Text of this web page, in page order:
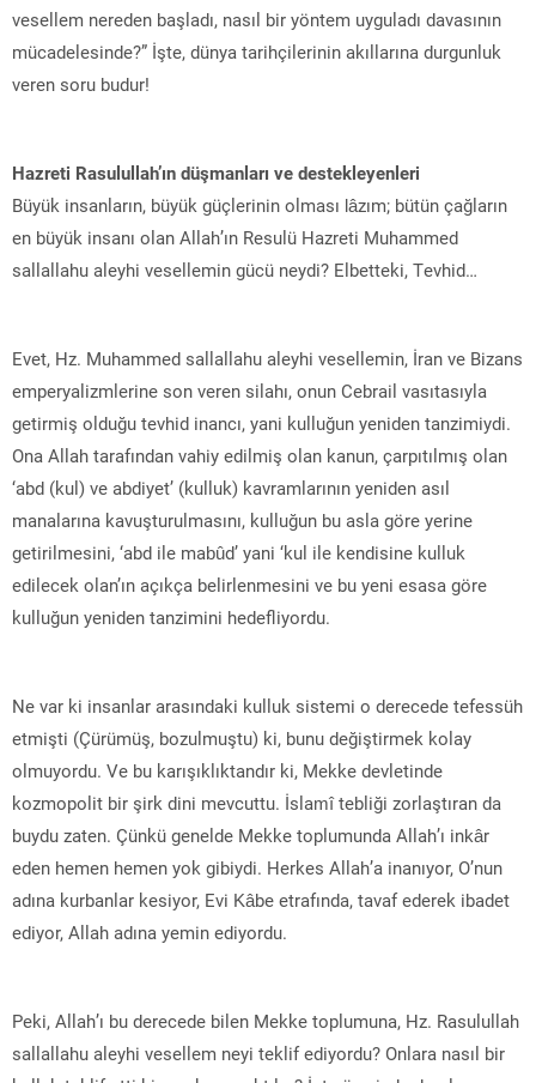
vesellem nereden başladı, nasıl bir yöntem uyguladı davasının
mücadelesinde?” İşte, dünya tarihçilerinin akıllarına durgunluk
veren soru budur!
Hazreti Rasulullah’ın düşmanları ve destekleyenleri
Büyük insanların, büyük güçlerinin olması lâzım; bütün çağların
en büyük insanı olan Allah’ın Resulü Hazreti Muhammed
sallallahu aleyhi vesellemin gücü neydi? Elbetteki, Tevhid…
Evet, Hz. Muhammed sallallahu aleyhi vesellemin, İran ve Bizans
emperyalizmlerine son veren silahı, onun Cebrail vasıtasıyla
getirmiş olduğu tevhid inancı, yani kulluğun yeniden tanzimiydi.
Ona Allah tarafından vahiy edilmiş olan kanun, çarpıtılmış olan
‘abd (kul) ve abdiyet’ (kulluk) kavramlarının yeniden asıl
manalarına kavuşturulmasını, kulluğun bu asla göre yerine
getirilmesini, ‘abd ile mabûd’ yani ‘kul ile kendisine kulluk
edilecek olan’ın açıkça belirlenmesini ve bu yeni esasa göre
kulluğun yeniden tanzimini hedefliyordu.
Ne var ki insanlar arasındaki kulluk sistemi o derecede tefessüh
etmişti (Çürümüş, bozulmuştu) ki, bunu değiştirmek kolay
olmuyordu. Ve bu karışıklıktandır ki, Mekke devletinde
kozmopolit bir şirk dini mevcuttu. İslamî tebliği zorlaştıran da
buydu zaten. Çünkü genelde Mekke toplumunda Allah’ı inkâr
eden hemen hemen yok gibiydi. Herkes Allah’a inanıyor, O’nun
adına kurbanlar kesiyor, Evi Kâbe etrafında, tavaf ederek ibadet
ediyor, Allah adına yemin ediyordu.
Peki, Allah’ı bu derecede bilen Mekke toplumuna, Hz. Rasulullah
sallallahu aleyhi vesellem neyi teklif ediyordu? Onlara nasıl bir